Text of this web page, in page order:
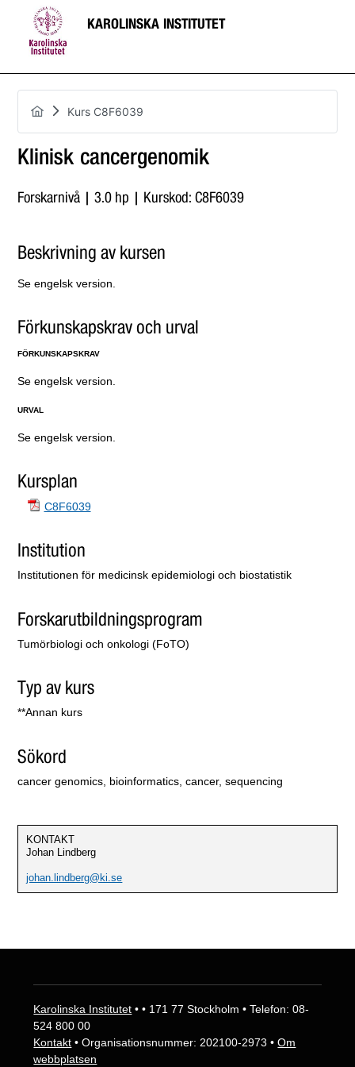
KAROLINSKA INSTITUTET
Kurs C8F6039
Klinisk cancergenomik
Forskarnivå | 3.0 hp | Kurskod: C8F6039
Beskrivning av kursen
Se engelsk version.
Förkunskapskrav och urval
FÖRKUNSKAPSKRAV
Se engelsk version.
URVAL
Se engelsk version.
Kursplan
C8F6039
Institution
Institutionen för medicinsk epidemiologi och biostatistik
Forskarutbildningsprogram
Tumörbiologi och onkologi (FoTO)
Typ av kurs
**Annan kurs
Sökord
cancer genomics, bioinformatics, cancer, sequencing
KONTAKT
Johan Lindberg
johan.lindberg@ki.se
Karolinska Institutet • • 171 77 Stockholm • Telefon: 08-
524 800 00
Kontakt • Organisationsnummer: 202100-2973 •Om
webbplatsen